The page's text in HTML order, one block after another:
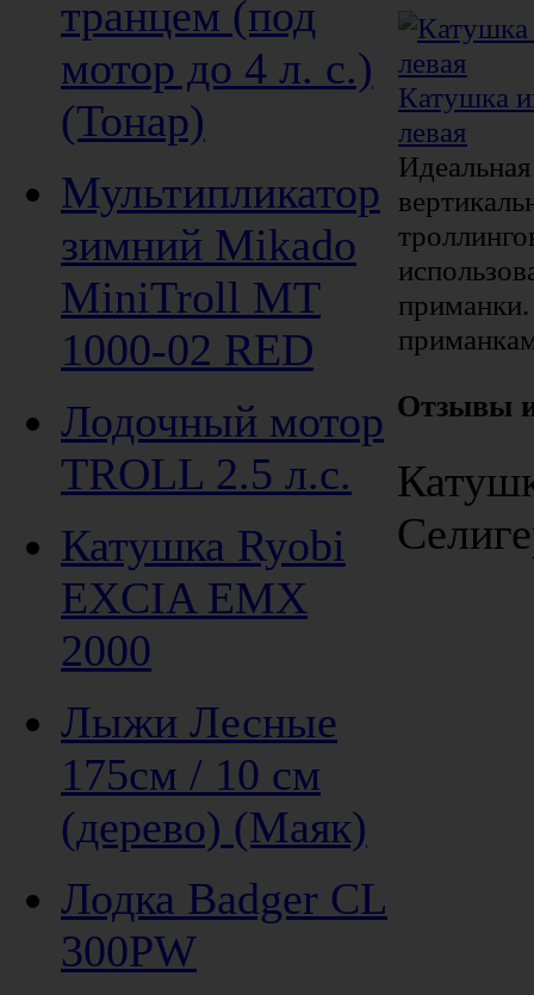
транцем (под
мотор до 4 л. с.)
(Тонар)
Мультипликатор
зимний Mikado
MiniTroll MT
1000-02 RED
Лодочный мотор
TROLL 2.5 л.с.
Катушка Ryobi
EXCIA EMX
2000
Лыжи Лесные
175см / 10 см
(дерево) (Маяк)
Лодка Badger CL
300PW
Катушка
левая
Отзывы